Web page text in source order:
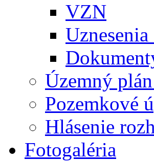
VZN
Územný
Pozemkové
Hlásenie
Fotogaléria